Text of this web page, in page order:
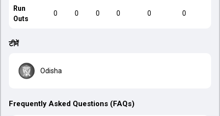
Run
Outs
0 0 0 0 0 0
टीमें
Odisha
Frequently Asked Questions (FAQs)